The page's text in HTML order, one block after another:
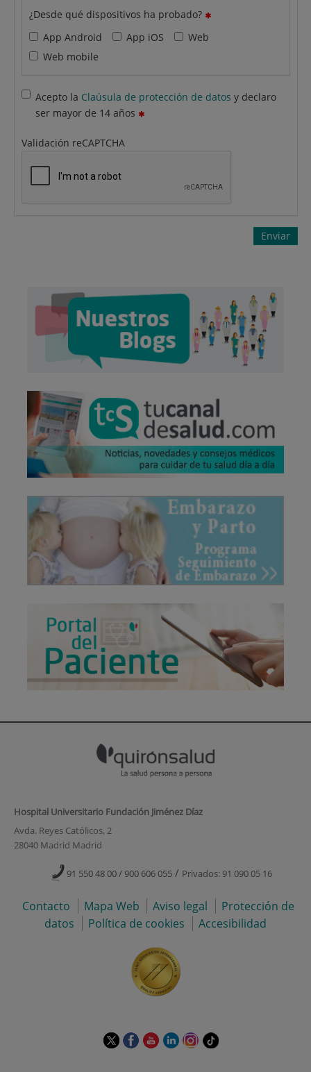
¿Desde qué dispositivos ha probado?
App Android
App iOS
Web
Web mobile
Acepto la Claúsula de protección de datos y declaro
ser mayor de 14 años
Validación reCAPTCHA
Enviar
Hospital Universitario Fundación Jiménez Díaz
Avda. Reyes Católicos, 2
28040 Madrid Madrid
91 550 48 00 / 900 606 055 / Privados: 91 090 05 16
Contacto Mapa Web Aviso legal
Protección de
datos
Política de cookies Accesibilidad
EsteEsteEsteEsteEsteEnlace